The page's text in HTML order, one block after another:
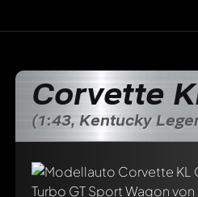
Corvette
(1:43, Kentucky